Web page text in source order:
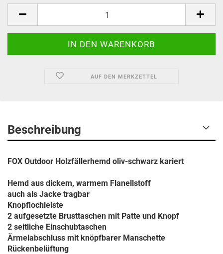
AUF DEN MERKZETTEL
Beschreibung
FOX Outdoor Holzfällerhemd oliv-schwarz kariert
Hemd aus dickem, warmem Flanellstoff
auch als Jacke tragbar
Knopflochleiste
2 aufgesetzte Brusttaschen mit Patte und Knopf
2 seitliche Einschubtaschen
Ärmelabschluss mit knöpfbarer Manschette
Rückenbelüftung